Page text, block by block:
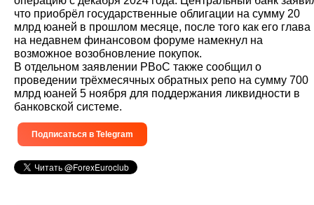
что приобрёл государственные облигации на сумму 20
млрд юаней в прошлом месяце, после того как его глава
на недавнем финансовом форуме намекнул на
возможное возобновление покупок.
В отдельном заявлении PBoC также сообщил о
проведении трёхмесячных обратных репо на сумму 700
млрд юаней 5 ноября для поддержания ликвидности в
банковской системе.
Подписаться в Telegram